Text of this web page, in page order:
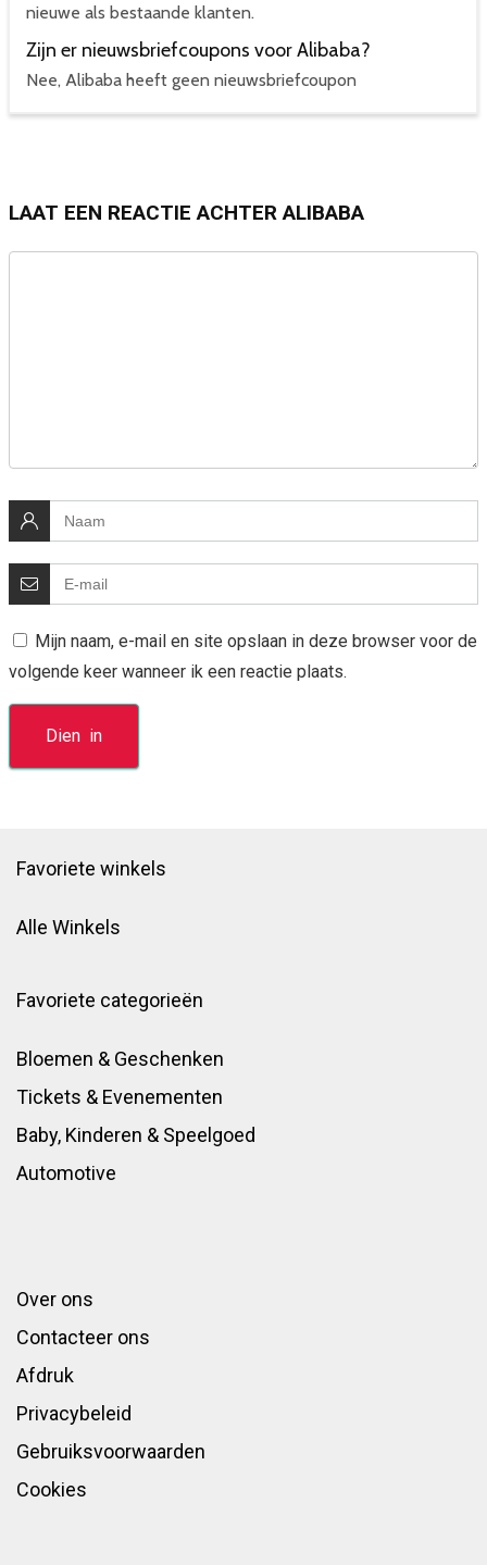
nieuwe als bestaande klanten.
Zijn er nieuwsbriefcoupons voor Alibaba?
Nee, Alibaba heeft geen nieuwsbriefcoupon
LAAT EEN REACTIE ACHTER ALIBABA
Mijn naam, e-mail en site opslaan in deze browser voor de
volgende keer wanneer ik een reactie plaats.
Favoriete winkels
Alle Winkels
Favoriete categorieën
Bloemen & Geschenken
Tickets & Evenementen
Baby, Kinderen & Speelgoed
Automotive
Over ons
Contacteer ons
Afdruk
Privacybeleid
Gebruiksvoorwaarden
Cookies